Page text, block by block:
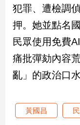
點
南
台
灣
觀
點
娛
樂
犯罪、遭檢調
押。她並點名
民眾使用免費
痛批彈劾內容
亂」的政治口水
黃國昌